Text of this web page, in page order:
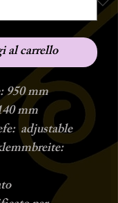
al carrello
950 mm
mm
adjustable